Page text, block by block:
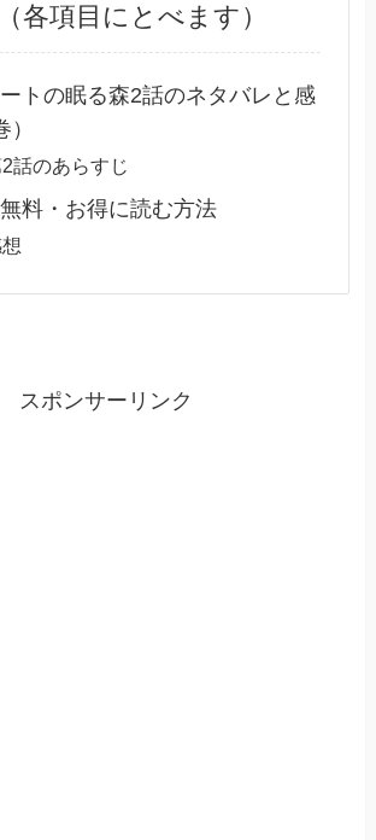
各項目にとべます）
トの眠る森2話のネタバレと感
話のあらすじ
料・お得に読む方法
スポンサーリンク